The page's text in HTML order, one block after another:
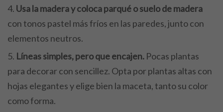
Usa la madera y coloca parqué o suelo de madera
con tonos pastel más fríos en las paredes, junto con
elementos neutros.
Líneas simples, pero que encajen. Pocas plantas
para decorar con sencillez. Opta por plantas altas con
hojas elegantes y elige bien la maceta, tanto su color
como forma.